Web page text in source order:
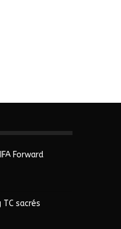
Forward
sacrés